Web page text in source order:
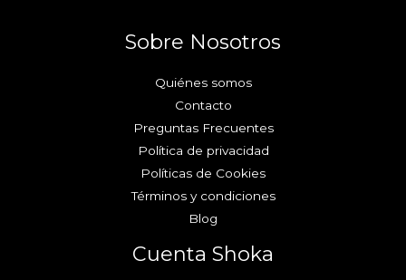
Sobre Nosotros
Quiénes somos
Contacto
Preguntas Frecuentes
Política de privacidad
Políticas de Cookies
Términos y condiciones
Blog
Cuenta Shoka